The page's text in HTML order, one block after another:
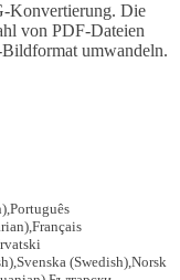
Konvertierung. Die
von PDF-Dateien
umwandeln.
,Português
,Français
,Svenska (Swedish),Norsk